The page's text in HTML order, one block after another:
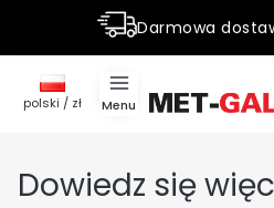
Darmowa
Rabaty do 50% na
Menu
polski / zł
Dowiedz się